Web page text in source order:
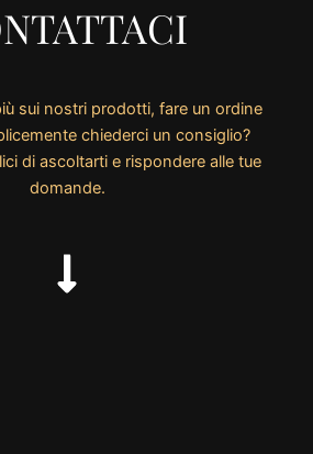
sui nostri prodotti, fare un ordine
chiederci un consiglio?
di ascoltarti e rispondere alle tue
domande.